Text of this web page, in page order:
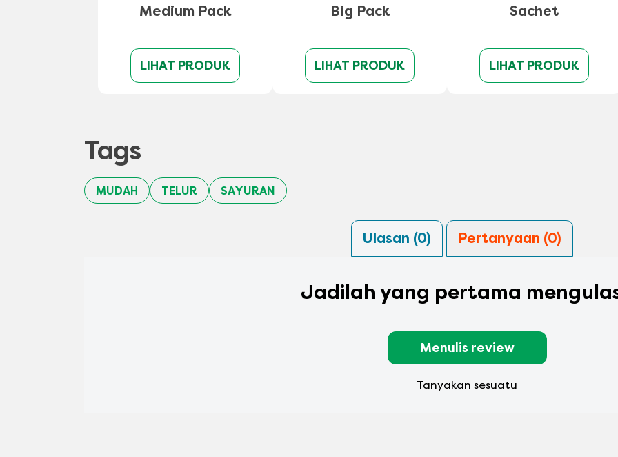
Medium Pack
LIHAT PRODUK
Big Pack
LIHAT PRODUK
Sachet
LIHAT PRODUK
Tags
MUDAH TELUR SAYURAN
Ulasan (0) Pertanyaan (0)
Jadilah yang pertama
Menulis review
Tanyakan sesuatu